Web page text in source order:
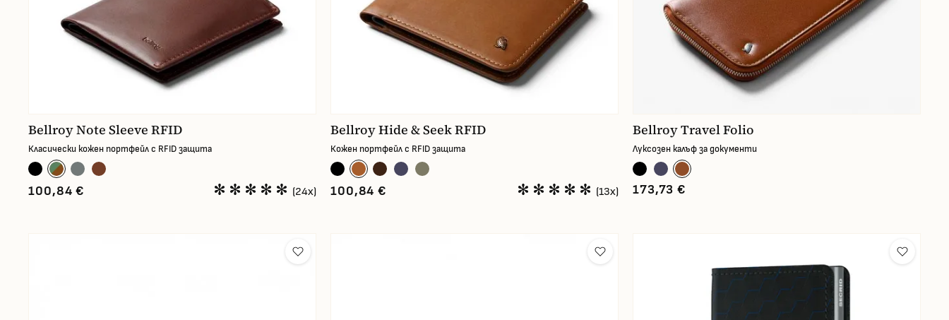
Bellroy Note Sleeve RFID
Класически кожен портфейл с RFID защита
100,84 € (24x)
Bellroy Hide & Seek RFID
Кожен портфейл с RFID защита
100,84 € (13x)
Bellroy Travel Folio
Луксозен калъф за документи
173,73 €